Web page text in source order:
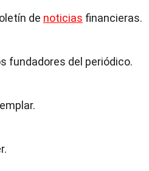
de noticias financieras.
fundadores del periódico.